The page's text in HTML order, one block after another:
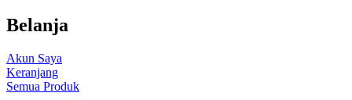
Belanja
Akun Saya
Keranjang
Semua Produk